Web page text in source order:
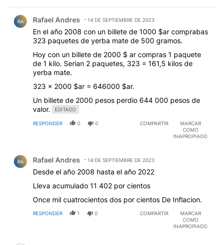
RA Rafael Andres 14 DE SEPTIEMBRE DE 2023
En el año 2008 con un billete de 1000 $ar comprabas
323 paquetes de yerba mate de 500 gramos.
Hoy con un billete de 2000 $ ar compras 1 paquete
de 1 kilo. Serian 2 paquetes, 323 = 161,5 kilos de
yerba mate.
323 x 2000 $ar = 646000 $ar.
Un billete de 2000 pesos perdio 644 000 pesos de
valor.
EDITADO
RESPONDER 0 0 COMPARTIR
MARCAR
COMO
INAPROPIADO
RA Rafael Andres 14 DE SEPTIEMBRE DE 2023
Desde el año 2008 hasta el año 2022
Lleva acumulado 11 402 por cientos
Once mil cuatrocientos dos por cientos De Inflacion.
RESPONDER 1 0 COMPARTIR
MARCAR
COMO
INAPROPIADO
Comentario de Daniel Gonzalez.